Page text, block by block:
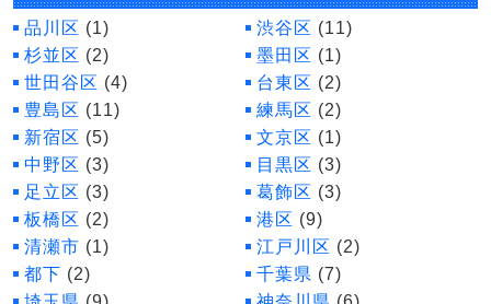
品川区 (1) 渋谷区 (11)
杉並区 (2) 墨田区 (1)
世田谷区 (4) 台東区 (2)
豊島区 (11) 練馬区 (2)
新宿区 (5) 文京区 (1)
中野区 (3) 目黒区 (3)
足立区 (3) 葛飾区 (3)
板橋区 (2) 港区 (9)
清瀬市 (1) 江戸川区 (2)
都下 (2) 千葉県 (7)